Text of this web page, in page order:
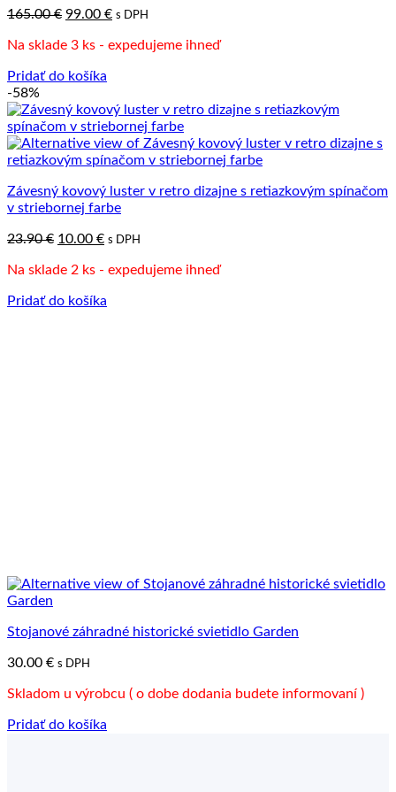
165.00€ Pôvodná
bola:
99.00 €Aktuálna
je:
s DPH
Na sklade 3 ks - expedujeme ihneď
Pridať do košíka
-58%
Závesný kovový luster v retro dizajne s retiazkovým spínačom
v striebornej farbe
23.90€ Pôvodná
bola:
10.00 €Aktuálna
je:
s DPH
Na sklade 2 ks - expedujeme ihneď
Pridať do košíka
Stojanové záhradné historické svietidlo Garden
30.00 € s DPH
Skladom u výrobcu ( o dobe dodania budete informovaní )
Pridať do košíka